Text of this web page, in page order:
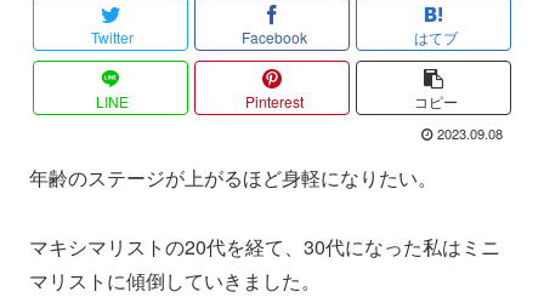
Twitter Facebook はてブ
LINE Pinterest コピー
2023.09.08
年齢のステージが上がるほど身軽になりたい。
マキシマリストの20代を経て、30代になった私はミニ
マリストに傾倒していきました。